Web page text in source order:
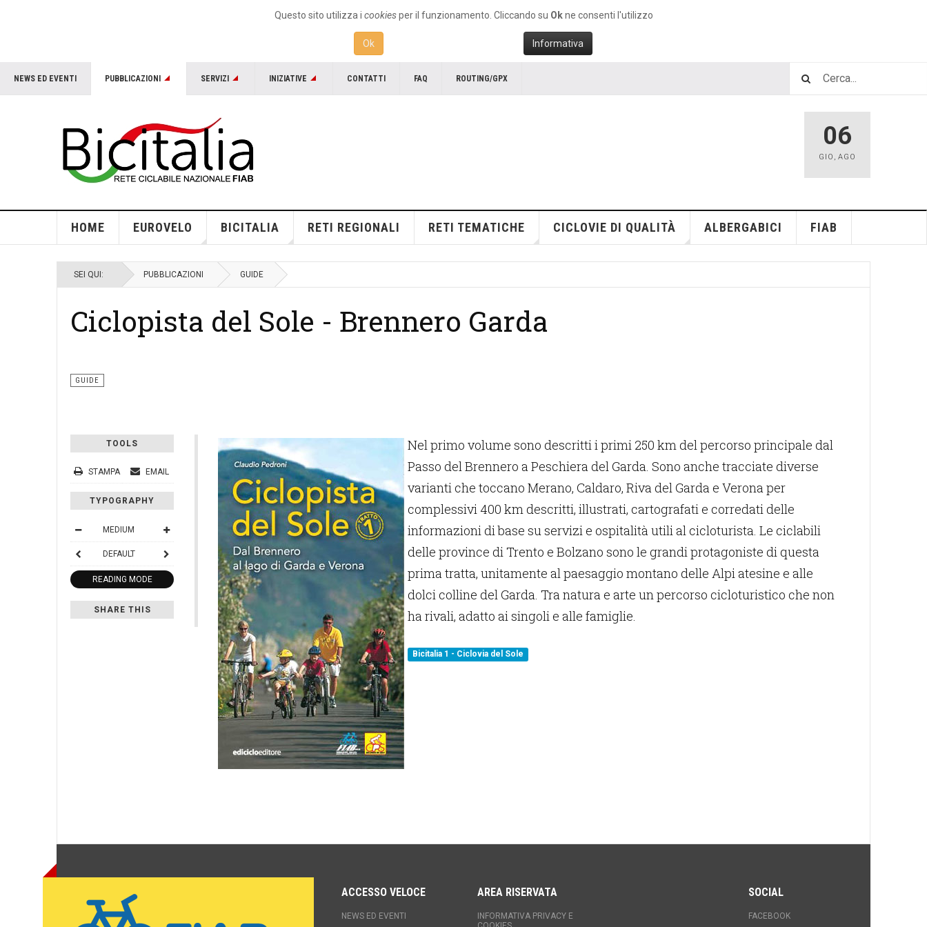
Questo sito utilizza i cookiesper il funzionamento. Cliccando su Okne consenti l'utilizzo
Ok Informativa
NEWS ED EVENTI PUBBLICAZIONI SERVIZI INIZIATIVE CONTATTI FAQ ROUTING/GPX
06
GIO , AGO
HOME EUROVELO BICITALIA RETI REGIONALI RETI TEMATICHE CICLOVIE DI QUALITÀ ALBERGABICI FIAB
SEI QUI: PUBBLICAZIONI GUIDE
Ciclopista del Sole - Brennero Garda
GUIDE
TOOLS
STAMPA EMAIL
TYPOGRAPHY
MEDIUM
DEFAULT
READING MODE
SHARE THIS
Nel primo volume sono descritti i primi 250 km del percorso principale dal
Passo del Brennero a Peschiera del Garda. Sono anche tracciate diverse
varianti che toccano Merano, Caldaro, Riva del Garda e Verona per
complessivi 400 km descritti, illustrati, cartografati e corredati delle
informazioni di base su servizi e ospitalità utili al cicloturista. Le ciclabili
delle province di Trento e Bolzano sono le grandi protagoniste di questa
prima tratta, unitamente al paesaggio montano delle Alpi atesine e alle
dolci colline del Garda. Tra natura e arte un percorso cicloturistico che non
ha rivali, adatto ai singoli e alle famiglie.
Bicitalia 1 - Ciclovia del Sole
ACCESSO VELOCE
NEWS ED EVENTI
AREA RISERVATA
INFORMATIVA PRIVACY E
SOCIAL
FACEBOOK